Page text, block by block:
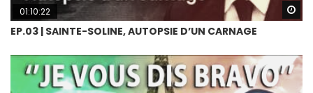
01:10:22
EP.03 | SAINTE-SOLINE, AUTOPSIE D’UN CARNAGE